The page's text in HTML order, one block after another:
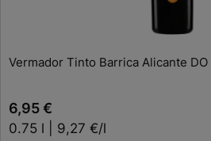
6,95 €
0.75 l | 9,27 €/l